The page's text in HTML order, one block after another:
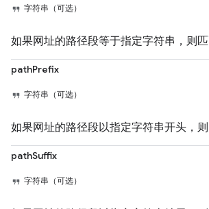
字符串（可选）
如果网址的路径段等于指定字符串，则匹
pathPrefix
字符串（可选）
如果网址的路径段以指定字符串开头，则
pathSuffix
字符串（可选）